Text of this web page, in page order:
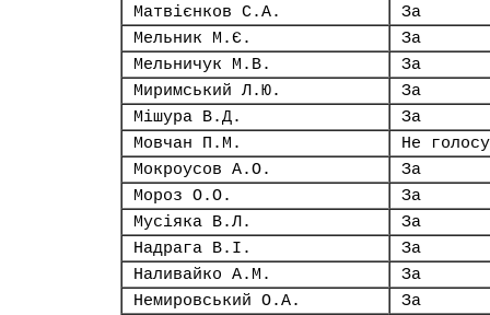
Матвієнков С.А.
За
Мельник М.Є.
За
Мельничук М.В.
За
Миримський Л.Ю.
За
Мішура В.Д.
За
Мовчан П.М.
Не
Мокроусов А.О.
За
Мороз О.О.
За
Мусіяка В.Л.
За
Надрага В.І.
За
Наливайко А.М.
За
Немировський О.А.
За